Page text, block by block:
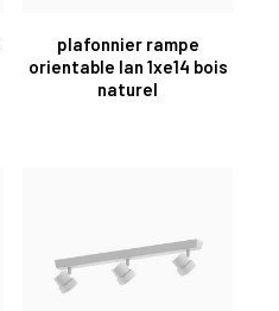
plafonnier rampe
orientable lan 1xe14 bois
naturel